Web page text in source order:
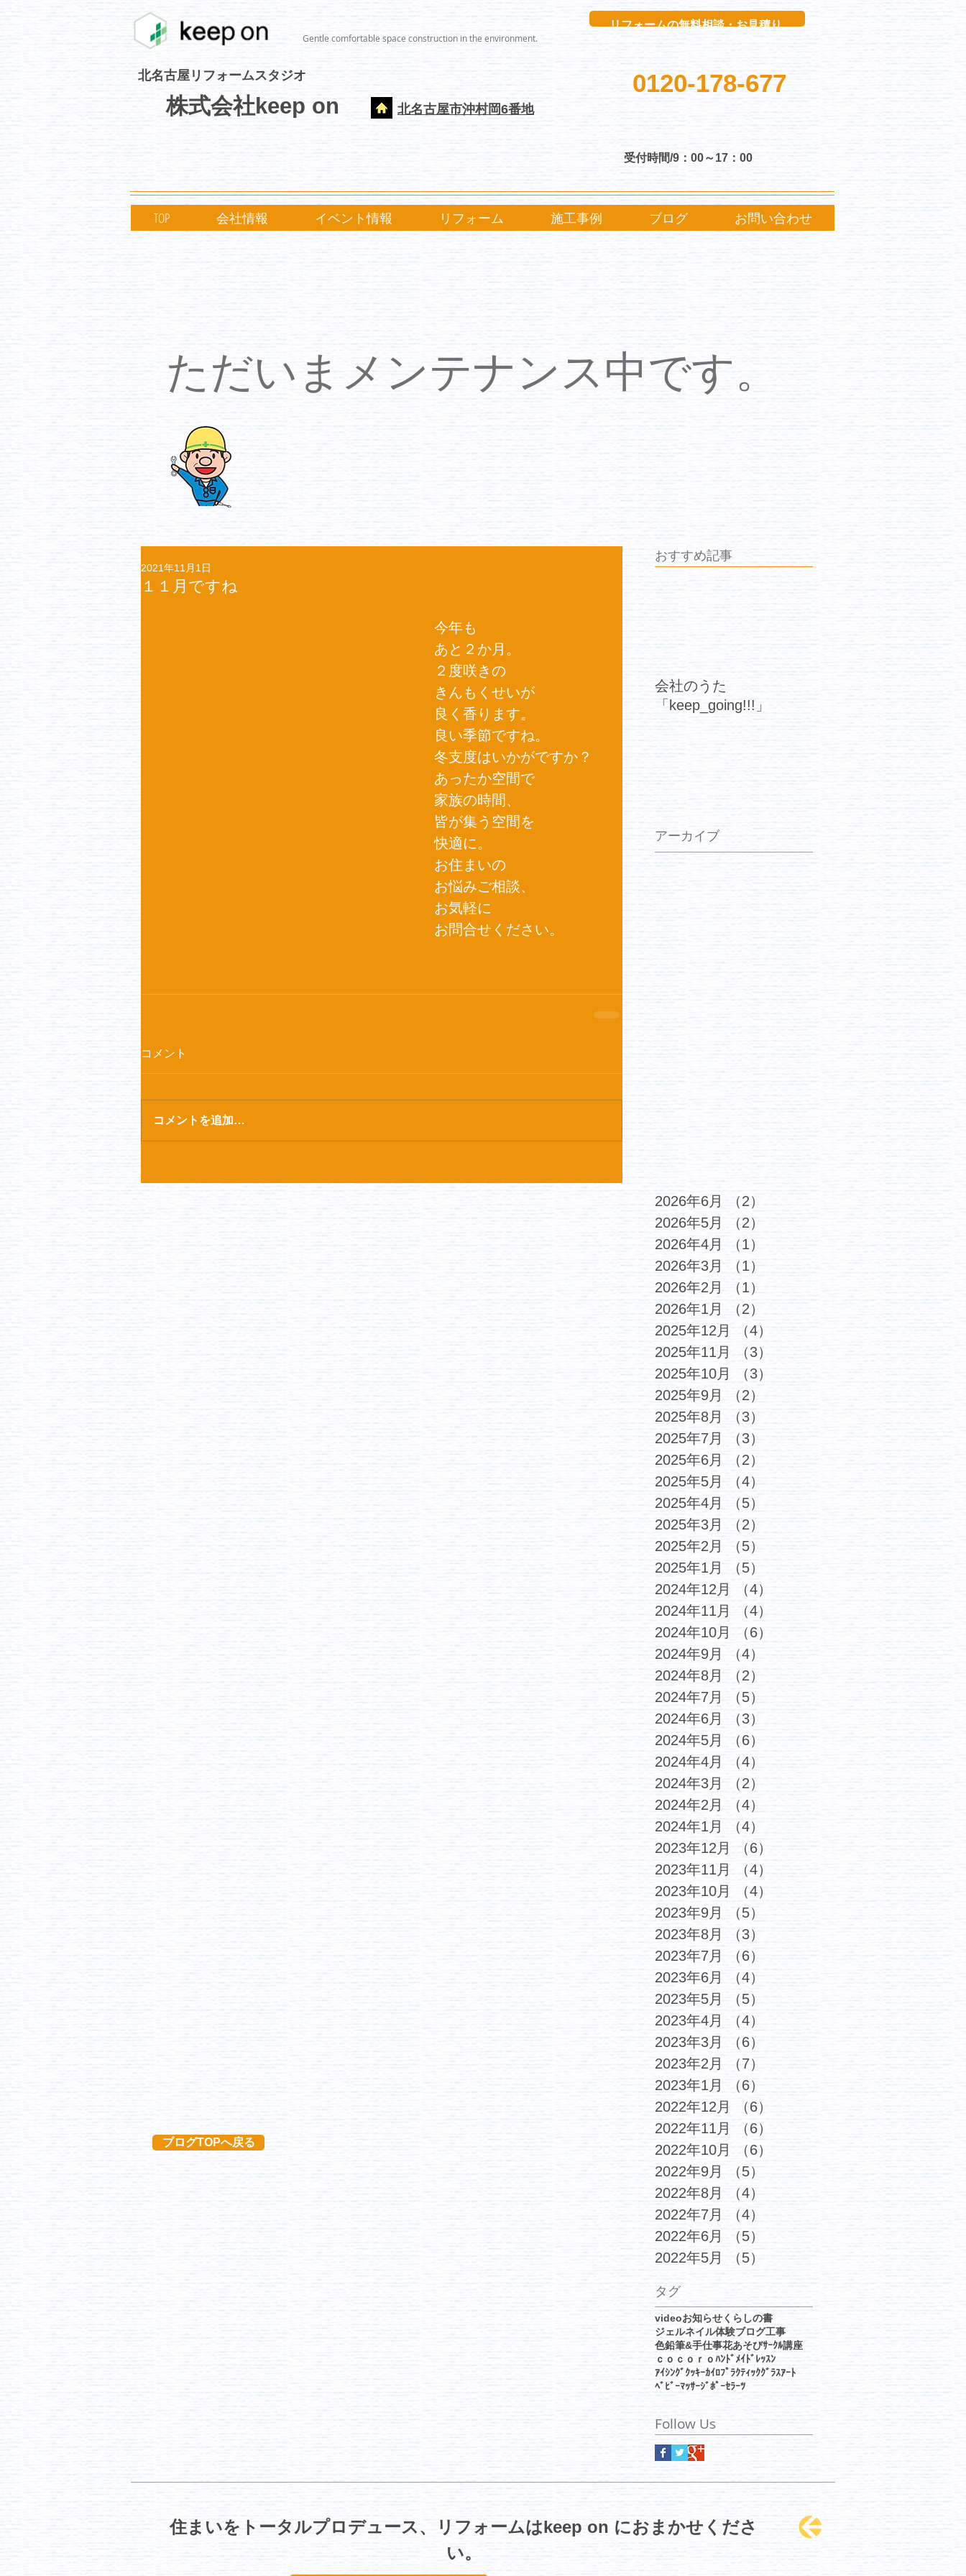
Gentle comfortable space construction in the environment.
北名古屋リフォームスタジオ
株式会社keep on 北名古屋市沖村岡6番地
ボタン
リフォームの無料相談・お見積り
0120-178-677
受付時間/9：00～17：00
TOP 会社情報 イベント情報 リフォーム 施工事例 ブログ お問い合わせ
​ただいまメンテナンス中です。
１１月ですね
2021年11月1日
今年も
あと２か月。
２度咲きの
きんもくせいが
良く香ります。
良い季節ですね。
冬支度はいかがですか？
あったか空間で
家族の時間、
皆が集う空間を
快適に。
お住まいの
お悩みご相談、
お気軽に
お問合せください。
コメント
コメントを追加…
おすすめ記事
会社のうた
「keep_going!!!」
アーカイブ
ブログTOPへ戻る
2026年6月 （2）
2件の記事
2026年5月
（2）
2件の記事
2026年4月
（1）
1件の記事
2026年3月
（1） 1件の記事
2026年2月
（1）
1件の記事
2026年1月
（2）
2025年12月
（4） 4件の記事
2025年11月
（3）3件の記事
2025年10月
（3）3件の記事
2025年9月
（2）
2件の記事
2025年8月
（3）
2025年7月
（3）
3件の記事
2025年6月
（2） 2件の記事
2025年5月
（4） 4件の記事
2025年4月
（5）
5件の記事
2025年3月
（2）
2025年2月
（5）
5件の記事
2025年1月
（5） 5件の記事
2024年12月
（4）4件の記事
2024年11月
（4）
4件の記事
2024年10月
（6） 6件の記事
2024年9月
（4）
4件の記事
2024年8月
（2） 2件の記事
2024年7月
（5）
5件の記事
2024年6月
（3）
2024年5月
（6）
6件の記事
2024年4月
（4） 4件の記事
2024年3月
（2） 2件の記事
2024年2月
（4）
4件の記事
2024年1月
（4）
2023年12月
（6） 6件の記事
2023年11月
（4）4件の記事
2023年10月
（4）4件の記事
2023年9月
（5）
5件の記事
2023年8月
（3）
2023年7月
（6）
6件の記事
2023年6月
（4） 4件の記事
2023年5月
（5） 5件の記事
2023年4月
（4）
4件の記事
2023年3月
（6）
6件の記事
2023年2月
（7）
7件の記事
2023年1月
（6） 6件の記事
2022年12月
（6）
6件の記事
2022年11月
（6）
2022年10月
（6） 6件の記事
2022年9月
（5） 5件の記事
2022年8月
（4） 4件の記事
2022年7月
（4）
4件の記事
2022年6月
（5）
2022年5月
（5） 5件の記事
タグ
videoお知らせくらしの書
ジェルネイル体験ブログ工事
色鉛筆&手仕事花あそびｻｰｸﾙ講座
ｃｏｃｏｒｏﾊﾝﾄﾞﾒｲﾄﾞﾚｯｽﾝ
ｱｲｼﾝｸﾞｸｯｷｰｶｲﾛﾌﾟﾗｸﾃｨｯｸｸﾞﾗｽｱｰﾄ
ﾍﾞﾋﾞｰﾏｯｻｰｼﾞﾎﾟｰｾﾗｰﾂ
Follow Us
住まいをトータルプロデュース、リフォームはkeep on におまかせくださ
い。